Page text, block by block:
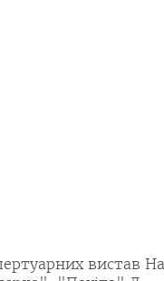
вистав